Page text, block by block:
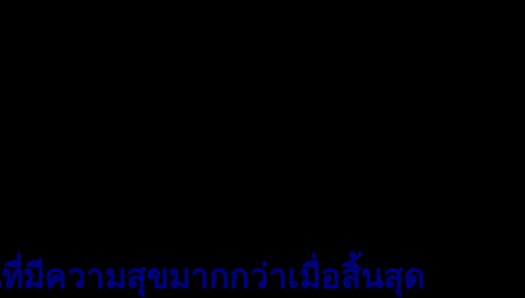
มีความสุขมากกว่าเมื่อสิ้นสุด